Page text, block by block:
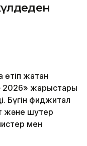
жатқан
2026» жарыстары
Бүгін фиджитал
және шутер
мен